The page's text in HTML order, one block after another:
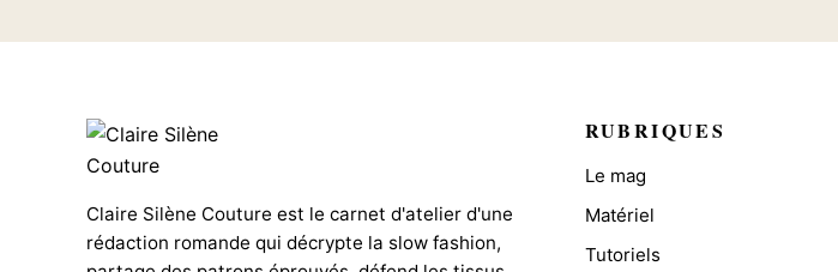
Claire Silène Couture est le carnet d'atelier d'une
rédaction romande qui décrypte la slow fashion,
RUBRIQUES
Le mag
Matériel
Tutoriels